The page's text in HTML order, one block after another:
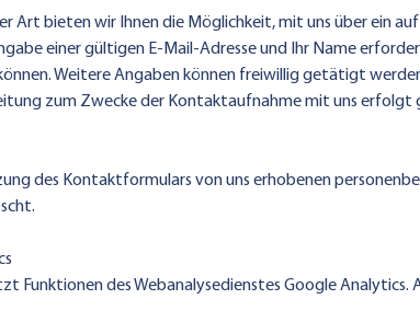
Art bieten wir Ihnen die Möglichkeit, mit uns über ein
einer gültigen E-Mail-Adresse und Ihr Name
Weitere Angaben können freiwillig getätigt
zum Zwecke der Kontaktaufnahme mit uns erfolgt
des Kontaktformulars von uns erhobenen
Funktionen des Webanalysedienstes Google